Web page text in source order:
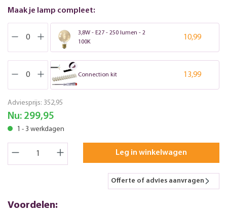
Maak je lamp compleet:
3,8W - E27 - 250 lumen - 2
100K
10,99
Connection kit 13,99
Adviesprijs: 352,95
Nu: 299,95
1 - 3 werkdagen
Leg in winkelwagen
Offerte of advies aanvragen
Voordelen: